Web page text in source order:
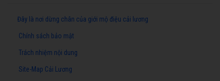
Đây là nơi dừng chân của giới mộ điệu cải lương
Chính sách bảo mật
Trách nhiệm nội dung
Site-Map Cải Lương